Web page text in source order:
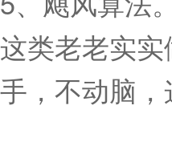
这类老老实
手，不动脑